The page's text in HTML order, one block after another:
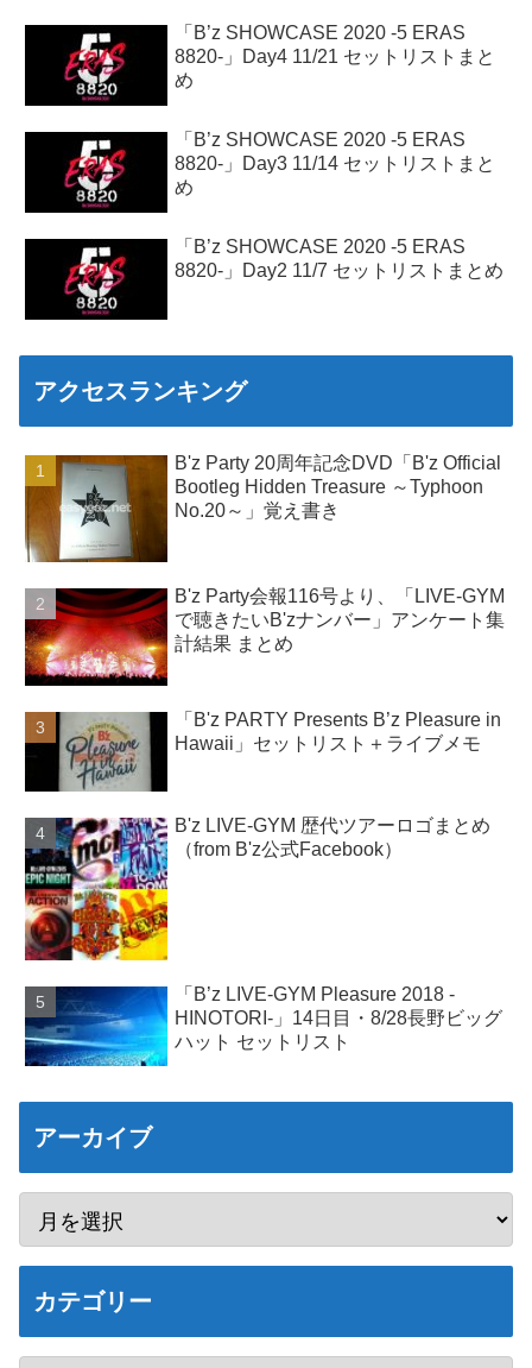
「B’z SHOWCASE 2020 -5 ERAS
8820-」Day4 11/21 セットリストまと
め
「B’z SHOWCASE 2020 -5 ERAS
8820-」Day3 11/14 セットリストまと
め
「B’z SHOWCASE 2020 -5 ERAS
8820-」Day2 11/7 セットリストまとめ
アクセスランキング
B'z Party 20周年記念DVD「B'z Official
Bootleg Hidden Treasure ～Typhoon
No.20～」覚え書き
B'z Party会報116号より、「LIVE-GYM
で聴きたいB'zナンバー」アンケート集
計結果 まとめ
「B'z PARTY Presents B’z Pleasure in
Hawaii」セットリスト＋ライブメモ
B'z LIVE-GYM 歴代ツアーロゴまとめ
（from B'z公式Facebook）
「B’z LIVE-GYM Pleasure 2018 -
HINOTORI-」14日目・8/28長野ビッグ
ハット セットリスト
アーカイブ
カテゴリー